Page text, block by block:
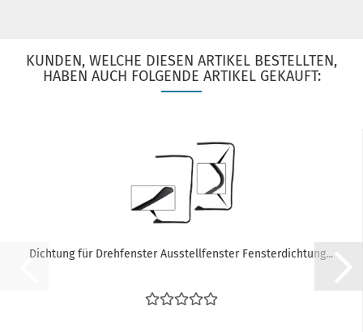
KUNDEN, WELCHE DIESEN ARTIKEL BESTELLTEN,
HABEN AUCH FOLGENDE ARTIKEL GEKAUFT:
Dichtung für Drehfenster Ausstellfenster Fensterdichtung...